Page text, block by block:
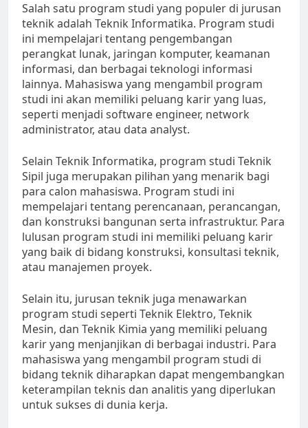
Salah satu program studi yang populer di jurusan
teknik adalah Teknik Informatika. Program studi
ini mempelajari tentang pengembangan
perangkat lunak, jaringan komputer, keamanan
informasi, dan berbagai teknologi informasi
lainnya. Mahasiswa yang mengambil program
studi ini akan memiliki peluang karir yang luas,
seperti menjadi software engineer, network
administrator, atau data analyst.
Selain Teknik Informatika, program studi Teknik
Sipil juga merupakan pilihan yang menarik bagi
para calon mahasiswa. Program studi ini
mempelajari tentang perencanaan, perancangan,
dan konstruksi bangunan serta infrastruktur. Para
lulusan program studi ini memiliki peluang karir
yang baik di bidang konstruksi, konsultasi teknik,
atau manajemen proyek.
Selain itu, jurusan teknik juga menawarkan
program studi seperti Teknik Elektro, Teknik
Mesin, dan Teknik Kimia yang memiliki peluang
karir yang menjanjikan di berbagai industri. Para
mahasiswa yang mengambil program studi di
bidang teknik diharapkan dapat mengembangkan
keterampilan teknis dan analitis yang diperlukan
untuk sukses di dunia kerja.